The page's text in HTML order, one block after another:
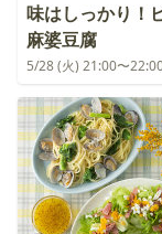
味はしっかり！
麻婆豆腐
5/28 (火) 21:00〜